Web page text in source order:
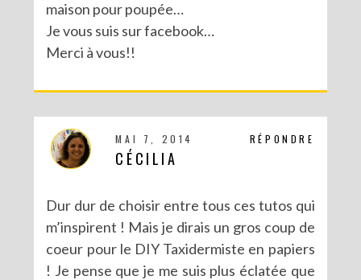
maison pour poupée…
Je vous suis sur facebook…
Merci à vous!!
RÉPONDRE
MAI 7, 2014
CÉCILIA
Dur dur de choisir entre tous ces tutos qui
m’inspirent ! Mais je dirais un gros coup de
coeur pour le DIY Taxidermiste en papiers
! Je pense que je me suis plus éclatée que